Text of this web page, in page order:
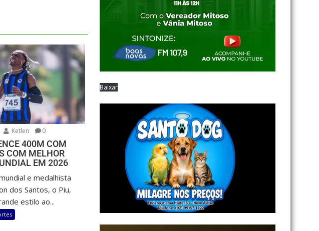
Ketlen 0
400M COM
COM MELHOR
EM 2026
e medalhista
dos Santos, o Piu,
estilo ao...
Baixar